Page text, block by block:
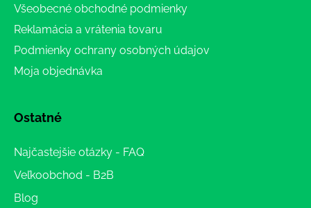
Všeobecné obchodné podmienky
Reklamácia a vrátenia tovaru
Podmienky ochrany osobných údajov
Moja objednávka
Ostatné
Najčastejšie otázky - FAQ
Veľkoobchod - B2B
Blog